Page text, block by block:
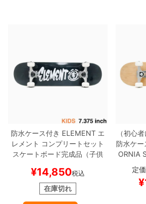
防水ケース付き ELEMENT エ
レメント コンプリートセット
スケートボード完成品（子供
スケートボード スケボー
¥14,850税込
在庫切れ
（初心
防水ケー
ORNIA
アストリ
スケ
スケ
定価
¥